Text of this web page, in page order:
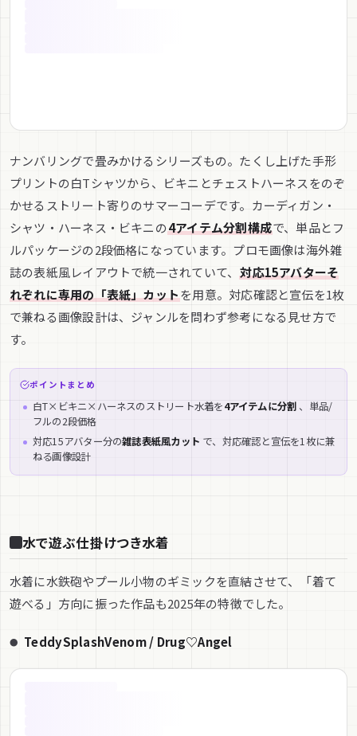
ナンバリングで畳みかけるシリーズもの。たくし上げた手形
プリントの白Tシャツから、ビキニとチェストハーネスをのぞ
かせるストリート寄りのサマーコーデです。カーディガン・
シャツ・ハーネス・ビキニの4アイテム分割構成で、単品とフ
ルパッケージの2段価格になっています。プロモ画像は海外雑
誌の表紙風レイアウトで統一されていて、対応15アバターそ
れぞれに専用の「表紙」カットを用意。対応確認と宣伝を1枚
で兼ねる画像設計は、ジャンルを問わず参考になる見せ方で
す。
ポイントまとめ
白T×ビキニ×ハーネスのストリート水着を4アイテムに分割 、単品/
フルの2段価格
対応15アバター分の雑誌表紙風カット で、対応確認と宣伝を1枚に兼
ねる画像設計
水で遊ぶ仕掛けつき水着
水着に水鉄砲やプール小物のギミックを直結させて、「着て
遊べる」方向に振った作品も2025年の特徴でした。
TeddySplashVenom / Drug♡Angel